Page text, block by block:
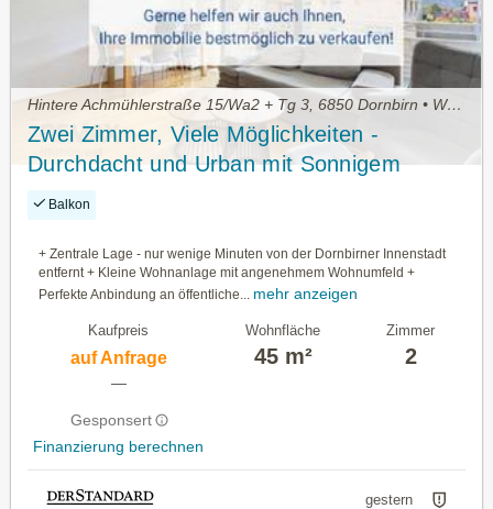
Hintere Achmühlerstraße 15/Wa2 + Tg 3, 6850 Dornbirn • Wohnung kaufen
Zwei Zimmer, Viele Möglichkeiten -
Durchdacht und Urban mit Sonnigem
Balkon
Balkon
+ Zentrale Lage - nur wenige Minuten von der Dornbirner Innenstadt
entfernt + Kleine Wohnanlage mit angenehmem Wohnumfeld +
Perfekte Anbindung an öffentliche...
mehr anzeigen
Kaufpreis
auf Anfrage
—
Gesponsert
Finanzierung berechnen
Wohnfläche
45 m²
Zimmer
2
gestern